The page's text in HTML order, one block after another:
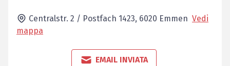
Centralstr. 2 / Postfach 1423, 6020 Emmen Vedi
mappa
EMAIL INVIATA